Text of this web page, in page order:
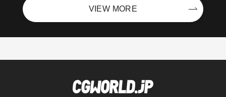
VIEW MORE